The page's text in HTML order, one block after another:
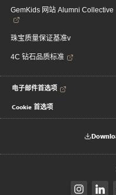
GemKids 网站 Alumni Collective
珠宝质量保证基准v
4C 钻石品质标准
电子邮件首选项
Cookie 首选项